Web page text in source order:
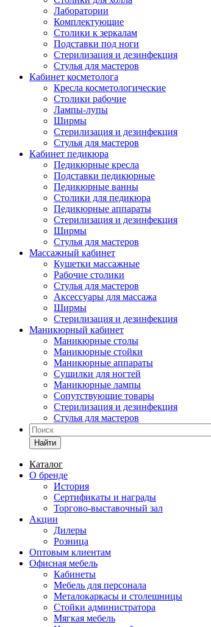
Лаборатории
Комплектующие
Столики к зеркалам
Подставки под ноги
Стерилизация и дезинфекция
Стулья для мастеров
Кабинет косметолога
Кресла косметологические
Столики рабочие
Лампы-лупы
Ширмы
Стерилизация и дезинфекция
Стулья для мастеров
Кабинет педикюра
Педикюрные кресла
Подставки педикюрные
Педикюрные ванны
Столики для педикюра
Педикюрные аппараты
Стерилизация и дезинфекция
Ширмы
Стулья для мастеров
Массажный кабинет
Кушетки массажные
Рабочие столики
Стулья для мастеров
Аксессуары для массажа
Ширмы
Стерилизация и дезинфекция
Маникюрный кабинет
Маникюрные столы
Маникюрные стойки
Маникюрные аппараты
Сушилки для ногтей
Маникюрные лампы
Сопутствующие товары
Стерилизация и дезинфекция
Стулья для мастеров
Найти
Каталог
О бренде
История
Сертификаты и награды
Торгово-выставочный зал
Акции
Дилеры
Розница
Оптовым клиентам
Офисная мебель
Кабинеты
Мебель для персонала
Металокаркасы и столешницы
Стойки администратора
Мягкая мебель